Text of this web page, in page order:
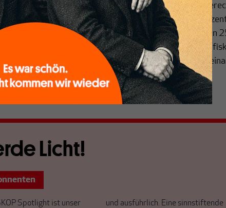
in Reaktion auf die Covid-19 Pandemie
die fiskalischen Anreize der EU auf mickrige 3,8
den massiven diskretionären fiskalischen Anreizen von
in den USA (sechsmal höher). Die Realität ist, dass die
EU und der USA nicht einmal im Entferntesten
Licht!
Spotlight ist unser
und ausführlich. Eine sinnstiftende